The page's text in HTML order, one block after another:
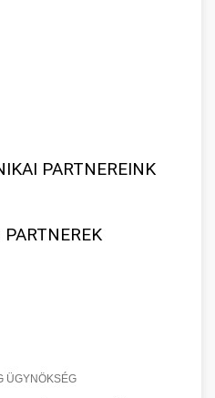
PARTNEREINK
ÜGYNÖKSÉG